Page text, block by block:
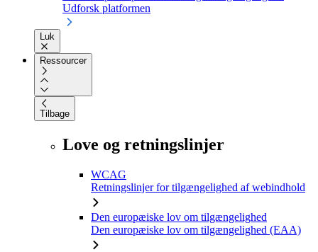
Udforsk platformen
Luk
Ressourcer
Tilbage
Love og retningslinjer
WCAG
Retningslinjer for tilgængelighed af webindhold
Den europæiske lov om tilgængelighed
Den europæiske lov om tilgængelighed (EAA)